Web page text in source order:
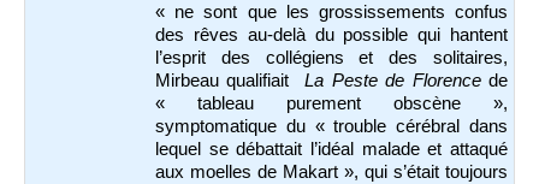
« ne sont que les grossissements confus
des rêves au-delà du possible qui hantent
l’esprit des collégiens et des solitaires,
Mirbeau qualifiaitLa Peste de Florencede
« tableau purement obscène »,
symptomatique du « trouble cérébral dans
lequel se débattait l’idéal malade et attaqué
aux moelles de Makart », qui s’était toujours